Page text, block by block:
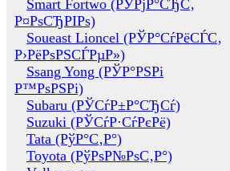
Smart Fortwo (РЎРјР°СЂС‚
Р¤РѕСЂРІРѕ)
Soueast Lioncel (РЎР°СѓРёСЃС‚
Р›РёРѕРЅСЃРµР»)
Ssang Yong (РЎР°РЅРі
Р™РѕРЅРі)
Subaru (РЎСѓР±Р°СЂСѓ)
Suzuki (РЎСѓР·СѓРєРё)
Tata (РўР°С‚Р°)
Toyota (РўРѕР№РѕС‚Р°)